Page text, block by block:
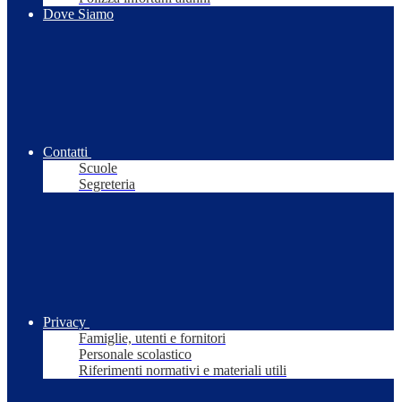
Dove Siamo
Contatti
Scuole
Segreteria
Privacy
Famiglie, utenti e fornitori
Personale scolastico
Riferimenti normativi e materiali utili